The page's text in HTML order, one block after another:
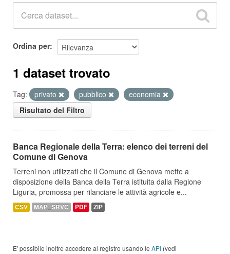
Ordina per
1 dataset trovato
Tag: privato pubblico
economia
Risultato del Filtro
Banca Regionale della Terra: elenco dei terreni del
Comune di Genova
Terreni non utilizzati che il Comune di Genova mette a
disposizione della Banca della Terra istituita dalla Regione
Liguria, promossa per rilanciare le attività agricole e...
CSV MAP_SRVC PDF ZIP
E' possibile inoltre accedere al registro usando le API (vedi